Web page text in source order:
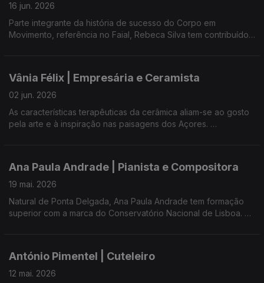
16 jun. 2026
Parte integrante da história de sucesso do Corpo em
Movimento, referência no Faial, Rebeca Silva tem contribuído
campeonatos de prestigio - como o Campeonato do Mundo
de All Dance.
Beatles, numa altura particularmente simbólica: a 25 de junho
celebra-se o Dia Mundial dos Beatles, uma data criada pelos
Vânia Félix | Empresária e Ceramista
02 jun. 2026
As características terapêuticas da cerâmica aliam-se ao gosto
pela arte e à inspiração nas paisagens dos Açores.
estilo muito próprio e, também, a oportunidade de participar
em workshops inesquecíveis.
Ana Paula Andrade | Pianista e Compositora
19 mai. 2026
Natural de Ponta Delgada, Ana Paula Andrade tem formação
superior com a marca do Conservatório Nacional de Lisboa.
divulgação de autores incontornáveis.
António Pimentel | Cuteleiro
12 mai. 2026